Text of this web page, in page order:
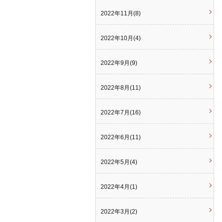
2022年11月(8)
2022年10月(4)
2022年9月(9)
2022年8月(11)
2022年7月(16)
2022年6月(11)
2022年5月(4)
2022年4月(1)
2022年3月(2)